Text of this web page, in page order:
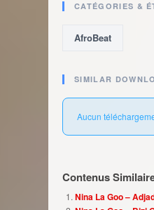
CATÉGORIES &
AfroBeat
SIMILAR
Aucun
Contenus
Nina La Goo –